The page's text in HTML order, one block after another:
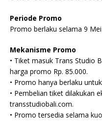
Periode Promo
Promo berlaku selama 9
Mekanisme Promo
• Tiket masuk Trans Studio
harga promo Rp. 85.000.
• Promo hanya berlaku
• Pembelian tiket dilakukan
transstudiobali.com.
• Promo tersedia selama